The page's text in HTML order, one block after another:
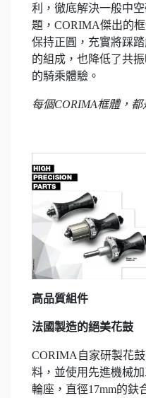
利，徹底解決一般中
題，CORIMA傑出的
保持正圓，充實將踩
的組成，也降低了共
的騎乘體驗。
每個CORIMA框體，
高品質組件
法國製造的絕美花鼓
CORIMA自家研製花
料，並使用先進機械
輪座，直徑17mm的鈇